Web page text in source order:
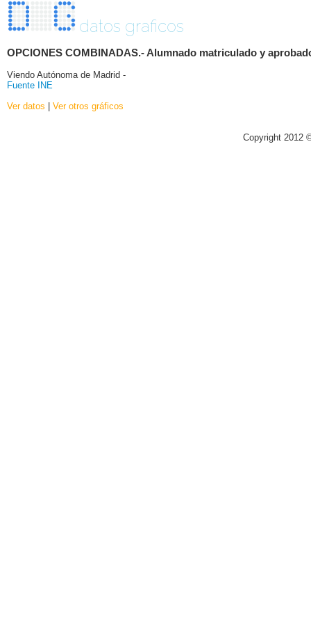
datos graficos
OPCIONES COMBINADAS.- Alumnado matriculado y
Viendo Autónoma de Madrid -
Fuente INE
Ver datos | Ver otros gráficos
Copyright 2012